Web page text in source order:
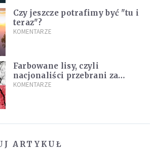
Czy jeszcze potrafimy być "tu i
teraz"?
KOMENTARZE
Farbowane lisy, czyli
nacjonaliści przebrani za
chrześcijan
KOMENTARZE
ARTYKUŁ